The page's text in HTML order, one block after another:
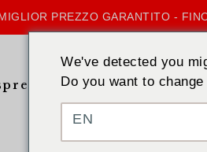
PREZZO GARANTITO -
We've detected you
Do you want to change
EN